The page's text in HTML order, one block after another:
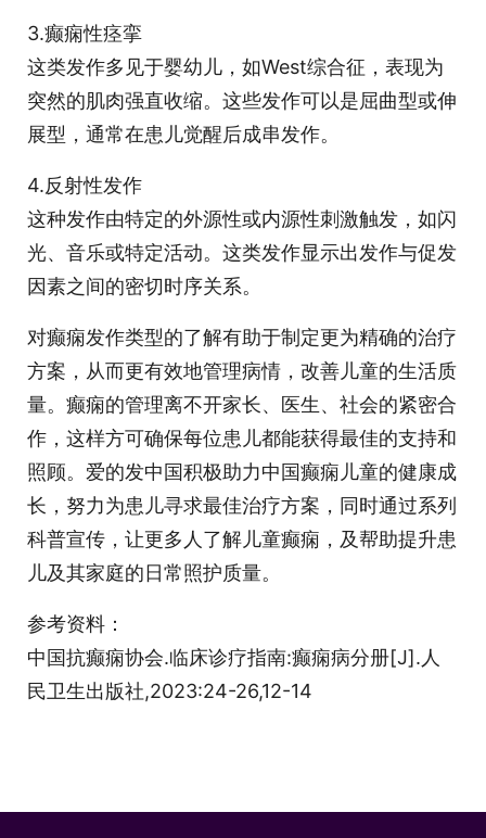
3.癫痫性痉挛
这类发作多见于婴幼儿，如West综合征，表现为
突然的肌肉强直收缩。这些发作可以是屈曲型或伸
展型，通常在患儿觉醒后成串发作。
4.反射性发作
这种发作由特定的外源性或内源性刺激触发，如闪
光、音乐或特定活动。这类发作显示出发作与促发
因素之间的密切时序关系。
对癫痫发作类型的了解有助于制定更为精确的治疗
方案，从而更有效地管理病情，改善儿童的生活质
量。癫痫的管理离不开家长、医生、社会的紧密合
作，这样方可确保每位患儿都能获得最佳的支持和
照顾。爱的发中国积极助力中国癫痫儿童的健康成
长，努力为患儿寻求最佳治疗方案，同时通过系列
科普宣传，让更多人了解儿童癫痫，及帮助提升患
儿及其家庭的日常照护质量。
参考资料：
中国抗癫痫协会.临床诊疗指南:癫痫病分册[J].人
民卫生出版社,2023:24-26,12-14